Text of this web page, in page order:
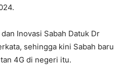
Inovasi Sabah Datuk Dr
sehingga kini Sabah baru
4G di negeri itu.